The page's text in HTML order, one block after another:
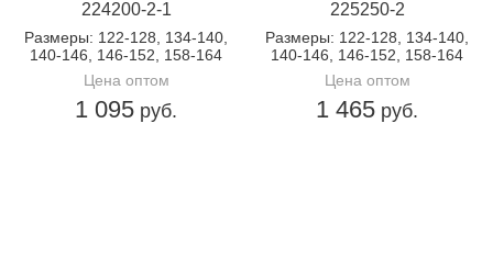
224200-2-1
Размеры: 122-128, 134-140,
140-146, 146-152, 158-164
Цена оптом
1 095 руб.
225250-2
Размеры: 122-128, 134-140,
140-146, 146-152, 158-164
Цена оптом
1 465 руб.